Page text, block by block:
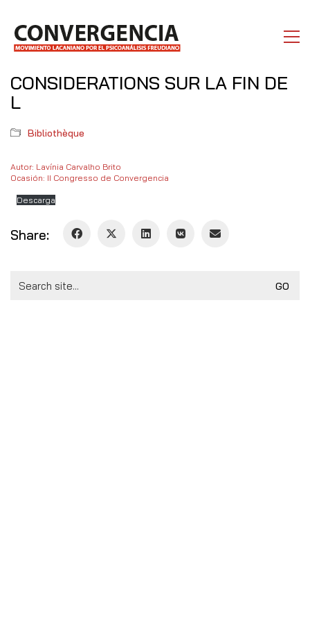
CONSIDERATIONS SUR LA FIN DE
L
Bibliothèque
Autor: Lavínia Carvalho Brito
Ocasión: II Congresso de Convergencia
Descarga
Share:
for: